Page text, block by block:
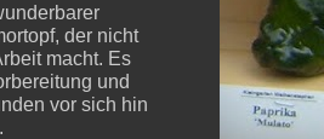
der nicht
macht. Es
und
vor sich hin